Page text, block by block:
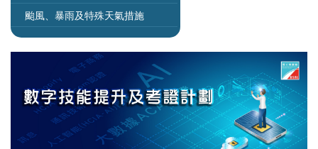
颱風、暴雨及特殊天氣措施